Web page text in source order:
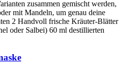
zusammen gemischt werden,
mit Mandeln, um genau deine
2 Handvoll frische Kräuter-Blätter
oder Salbei) 60 ml destillierten